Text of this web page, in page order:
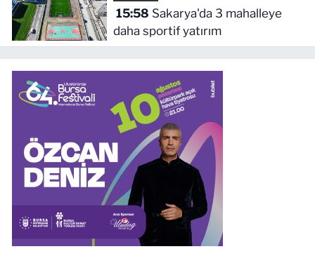
15:58
daha sportif yatırım